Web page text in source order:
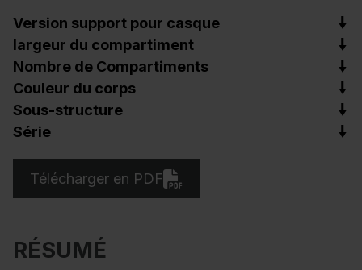
Version support pour casque
largeur du compartiment
Nombre de Compartiments
Couleur du corps
Sous-structure
Série
Télécharger en PDF
RÉSUMÉ